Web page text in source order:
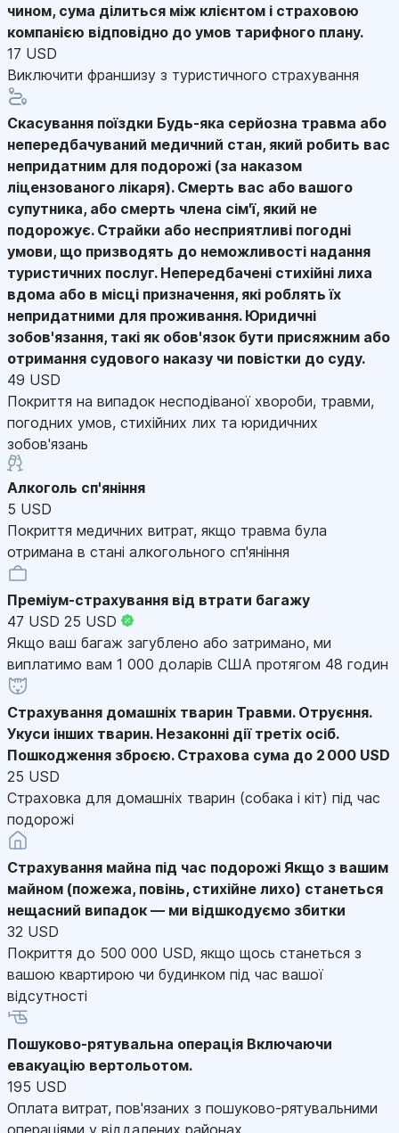
чином, сума ділиться між клієнтом і страховою
компанією відповідно до умов тарифного плану.
17 USD
Виключити франшизу з туристичного страхування
Скасування поїздки Будь-яка серйозна травма або
непередбачуваний медичний стан, який робить вас
непридатним для подорожі (за наказом
ліцензованого лікаря). Смерть вас або вашого
супутника, або смерть члена сім'ї, який не
подорожує. Страйки або несприятливі погодні
умови, що призводять до неможливості надання
туристичних послуг. Непередбачені стихійні лиха
вдома або в місці призначення, які роблять їх
непридатними для проживання. Юридичні
зобов'язання, такі як обов'язок бути присяжним або
отримання судового наказу чи повістки до суду.
49 USD
Покриття на випадок несподіваної хвороби, травми,
погодних умов, стихійних лих та юридичних
зобов'язань
Алкоголь сп'яніння
5 USD
Покриття медичних витрат, якщо травма була
отримана в стані алкогольного сп'яніння
Преміум-страхування від втрати багажу
47 USD 25 USD
Якщо ваш багаж загублено або затримано, ми
виплатимо вам 1 000 доларів США протягом 48 годин
Страхування домашніх тварин Травми. Отруєння.
Укуси інших тварин. Незаконні дії третіх осіб.
Пошкодження зброєю. Страхова сума до 2 000 USD
25 USD
Страховка для домашніх тварин (собака і кіт) під час
подорожі
Страхування майна під час подорожі Якщо з вашим
майном (пожежа, повінь, стихійне лихо) станеться
нещасний випадок — ми відшкодуємо збитки
32 USD
Покриття до 500 000 USD, якщо щось станеться з
вашою квартирою чи будинком під час вашої
відсутності
Пошуково-рятувальна операція Включаючи
евакуацію вертольотом.
195 USD
Оплата витрат, пов'язаних з пошуково-рятувальними
операціями у віддалених районах